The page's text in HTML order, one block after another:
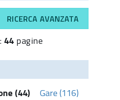
RICERCA AVANZATA
44 pagine
(44)
Gare (116)